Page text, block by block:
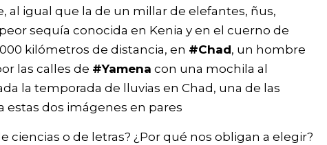
al igual que la de un millar de elefantes, ñus,
sequía conocida en Kenia y en el cuerno de
kilómetros de distancia, en #Chad, un hombre
las calles de #Yamena con una mochila al
la temporada de lluvias en Chad, una de las
estas dos imágenes en pares
ciencias o de letras? ¿Por qué nos obligan a elegir?